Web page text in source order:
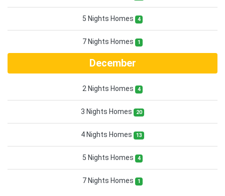
5 Nights Homes 4
7 Nights Homes 1
December
2 Nights Homes 4
3 Nights Homes 20
4 Nights Homes 13
5 Nights Homes 4
7 Nights Homes 1